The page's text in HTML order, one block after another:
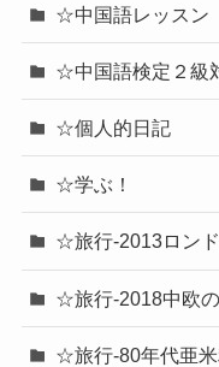
☆中国語レッスン
☆中国語検定２級
☆個人的日記
☆学ぶ！
☆旅行-2013ロン
☆旅行-2018中欧
☆旅行-80年代亜